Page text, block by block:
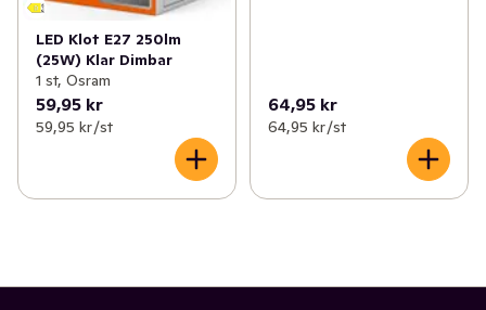
LED Klot E27 250lm
(25W) Klar Dimbar
1 st, Osram
59,95 kr
59,95 kr /st
64,95 kr
64,95 kr /st